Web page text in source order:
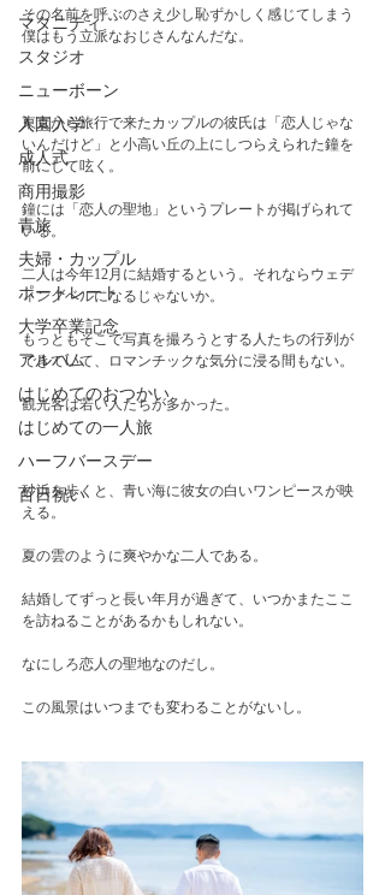
マタニティ
スタジオ
ニューボーン
入園入学
成人式
商用撮影
青旅
夫婦・カップル
ポートレート
大学卒業記念
アルバム
はじめてのおつかい
はじめての一人旅
ハーフバースデー
百日祝い
その名前を呼ぶのさえ少し恥ずかしく感じてしまう
僕はもう立派なおじさんなんだな。
東京から旅行で来たカップルの彼氏は「恋人じゃな
いんだけど」と小高い丘の上にしつらえられた鐘を
前にして呟く。
鐘には「恋人の聖地」というプレートが掲げられて
いる。
二人は今年12月に結婚するという。それならウェデ
ィングベルになるじゃないか。
もっともそこで写真を撮ろうとする人たちの行列が
できていて、ロマンチックな気分に浸る間もない。
観光客は若い人たちが多かった。
砂浜を歩くと、青い海に彼女の白いワンピースが映
える。
夏の雲のように爽やかな二人である。
結婚してずっと長い年月が過ぎて、いつかまたここ
を訪ねることがあるかもしれない。
なにしろ恋人の聖地なのだし。
この風景はいつまでも変わることがないし。